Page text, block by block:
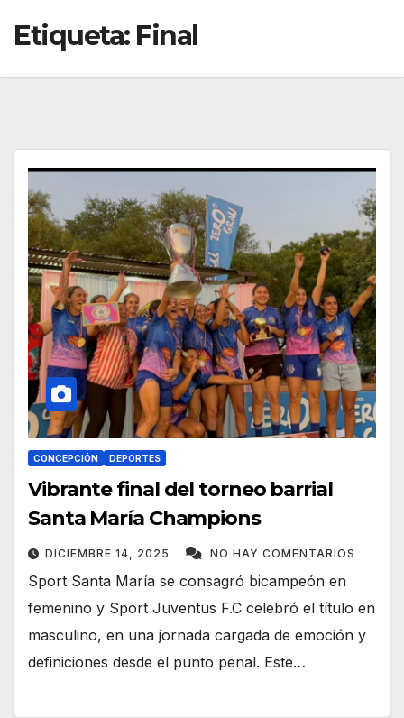
Etiqueta: Final
CONCEPCIÓN DEPORTES
Vibrante final del torneo barrial
Santa María Champions
DICIEMBRE 14, 2025 NO HAY COMENTARIOS
Sport Santa María se consagró bicampeón en
femenino y Sport Juventus F.C celebró el título en
masculino, en una jornada cargada de emoción y
definiciones desde el punto penal. Este…